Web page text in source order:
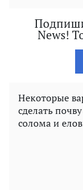
News!
Некоторые
сделать
солома и